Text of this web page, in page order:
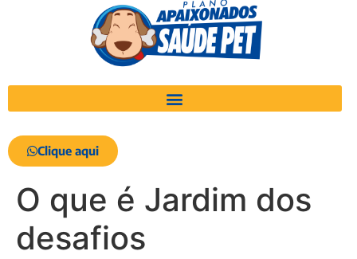
Clique aqui
O que é Jardim dos
desafios